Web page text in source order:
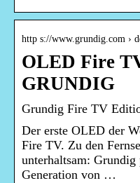
http s://www.grundig.com ›
OLED Fire
GRUNDIG
Grundig Fire TV
Der erste OLED der
Fire TV. Zu den
unterhaltsam: Grundig
Generation von …